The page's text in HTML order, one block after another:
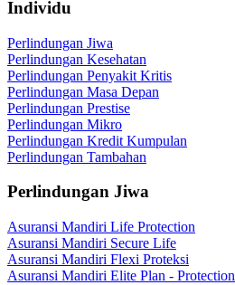
Individu
Perlindungan Jiwa
Perlindungan Kesehatan
Perlindungan Penyakit Kritis
Perlindungan Masa Depan
Perlindungan Prestise
Perlindungan Mikro
Perlindungan Kredit Kumpulan
Perlindungan Tambahan
Perlindungan Jiwa
Asuransi Mandiri Life Protection
Asuransi Mandiri Secure Life
Asuransi Mandiri Flexi Proteksi
Asuransi Mandiri Elite Plan - Protection